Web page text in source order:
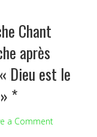
Chant
après
Dieu est le
*
a Comment